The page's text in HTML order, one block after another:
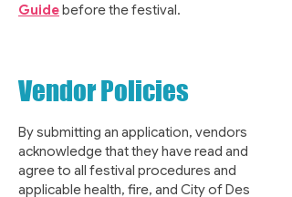
Guidebefore the festival.
Vendor Policies
By submitting an application, vendors
acknowledge that they have read and
agree to all festival procedures and
applicable health, fire, and City of Des